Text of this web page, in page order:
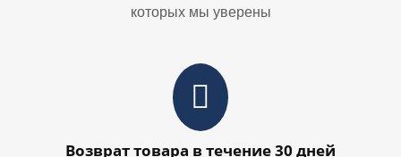
которых мы уверены
Возврат товара в течение 30 дней